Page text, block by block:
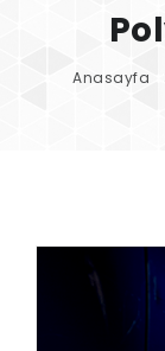
Kurumsal
Ürünler
İletişim
Mağaza
Anasayfa